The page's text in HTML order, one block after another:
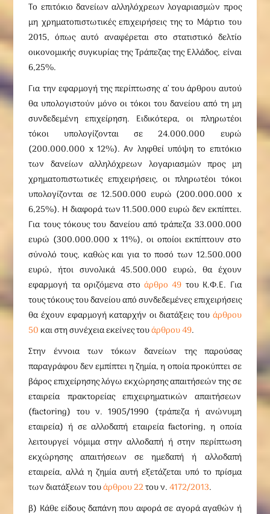
Το επιτόκιο δανείων αλληλόχρεων λογαριασμών προς
μη χρηματοπιστωτικές επιχειρήσεις της το Μάρτιο του
2015, όπως αυτό αναφέρεται στο στατιστικό δελτίο
οικονομικής συγκυρίας της Τράπεζας της Ελλάδος, είναι
6,25%.
Για την εφαρμογή της περίπτωσης α’ του άρθρου αυτού
θα υπολογιστούν μόνο οι τόκοι του δανείου από τη μη
συνδεδεμένη επιχείρηση. Ειδικότερα, οι πληρωτέοι
τόκοι υπολογίζονται σε 24.000.000 ευρώ
(200.000.000 x 12%). Αν ληφθεί υπόψη το επιτόκιο
των δανείων αλληλόχρεων λογαριασμών προς μη
χρηματοπιστωτικές επιχειρήσεις, οι πληρωτέοι τόκοι
υπολογίζονται σε 12.500.000 ευρώ (200.000.000 x
6,25%). Η διαφορά των 11.500.000 ευρώ δεν εκπίπτει.
Για τους τόκους του δανείου από τράπεζα 33.000.000
ευρώ (300.000.000 x 11%), οι οποίοι εκπίπτουν στο
σύνολό τους, καθώς και για το ποσό των 12.500.000
ευρώ, ήτοι συνολικά 45.500.000 ευρώ, θα έχουν
εφαρμογή τα οριζόμενα στο άρθρο 49 του Κ.Φ.Ε. Για
τους τόκους του δανείου από συνδεδεμένες επιχειρήσεις
θα έχουν εφαρμογή καταρχήν οι διατάξεις του άρθρου
50 και στη συνέχεια εκείνες τουάρθρου 49.
Στην έννοια των τόκων δανείων της παρούσας
παραγράφου δεν εμπίπτει η ζημία, η οποία προκύπτει σε
βάρος επιχείρησης λόγω εκχώρησης απαιτήσεών της σε
εταιρεία πρακτορείας επιχειρηματικών απαιτήσεων
(factoring) του ν. 1905/1990 (τράπεζα ή ανώνυμη
εταιρεία) ή σε αλλοδαπή εταιρεία factoring, η οποία
λειτουργεί νόμιμα στην αλλοδαπή ή στην περίπτωση
εκχώρησης απαιτήσεων σε ημεδαπή ή αλλοδαπή
εταιρεία, αλλά η ζημία αυτή εξετάζεται υπό το πρίσμα
των διατάξεων τουάρθρου 22του ν.4172/2013.
β) Κάθε είδους δαπάνη που αφορά σε αγορά αγαθών ή